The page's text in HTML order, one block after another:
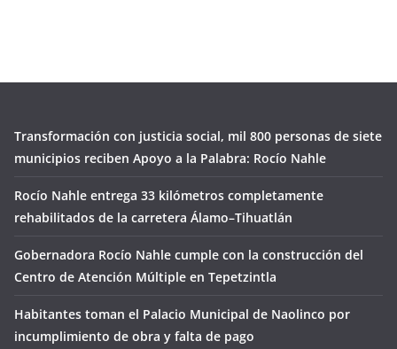
Transformación con justicia social, mil 800 personas de siete
municipios reciben Apoyo a la Palabra: Rocío Nahle
Rocío Nahle entrega 33 kilómetros completamente
rehabilitados de la carretera Álamo–Tihuatlán
Gobernadora Rocío Nahle cumple con la construcción del
Centro de Atención Múltiple en Tepetzintla
Habitantes toman el Palacio Municipal de Naolinco por
incumplimiento de obra y falta de pago